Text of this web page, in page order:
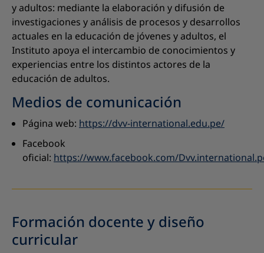
y adultos: mediante la elaboración y difusión de
investigaciones y análisis de procesos y desarrollos
actuales en la educación de jóvenes y adultos, el
Instituto apoya el intercambio de conocimientos y
experiencias entre los distintos actores de la
educación de adultos.
Medios de comunicación
Página web: https://dvv-international.edu.pe/
Facebook
oficial: https://www.facebook.com/
Formación docente y diseño
curricular